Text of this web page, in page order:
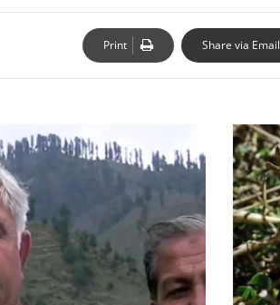
Share via Email
Print
پ
ر
ی
م
ک
و
ر
ٹ